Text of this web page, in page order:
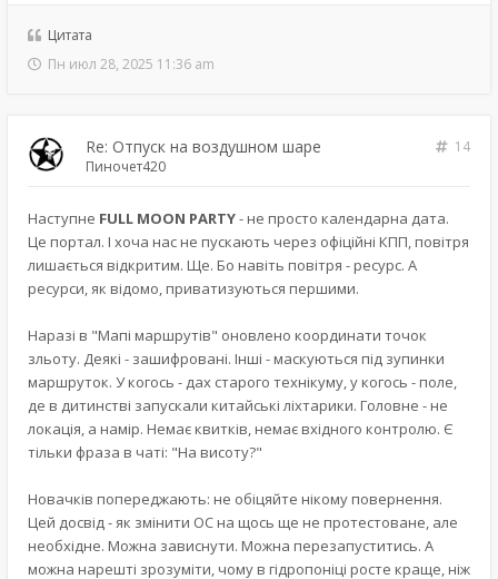
Цитата
Пн июл 28, 2025 11:36 am
Re: Отпуск на воздушном шаре
14
Пиночет420
Наступне FULL MOON PARTY- не просто календарна дата.
Це портал. І хоча нас не пускають через офіційні КПП, повітря
лишається відкритим. Ще. Бо навіть повітря - ресурс. А
ресурси, як відомо, приватизуються першими.
Наразі в "Мапі маршрутів" оновлено координати точок
зльоту. Деякі - зашифровані. Інші - маскуються під зупинки
маршруток. У когось - дах старого технікуму, у когось - поле,
де в дитинстві запускали китайські ліхтарики. Головне - не
локація, а намір. Немає квитків, немає вхідного контролю. Є
тільки фраза в чаті: "На висоту?"
Новачків попереджають: не обіцяйте нікому повернення.
Цей досвід - як змінити ОС на щось ще не протестоване, але
необхідне. Можна зависнути. Можна перезапуститись. А
можна нарешті зрозуміти, чому в гідропоніці росте краще, ніж